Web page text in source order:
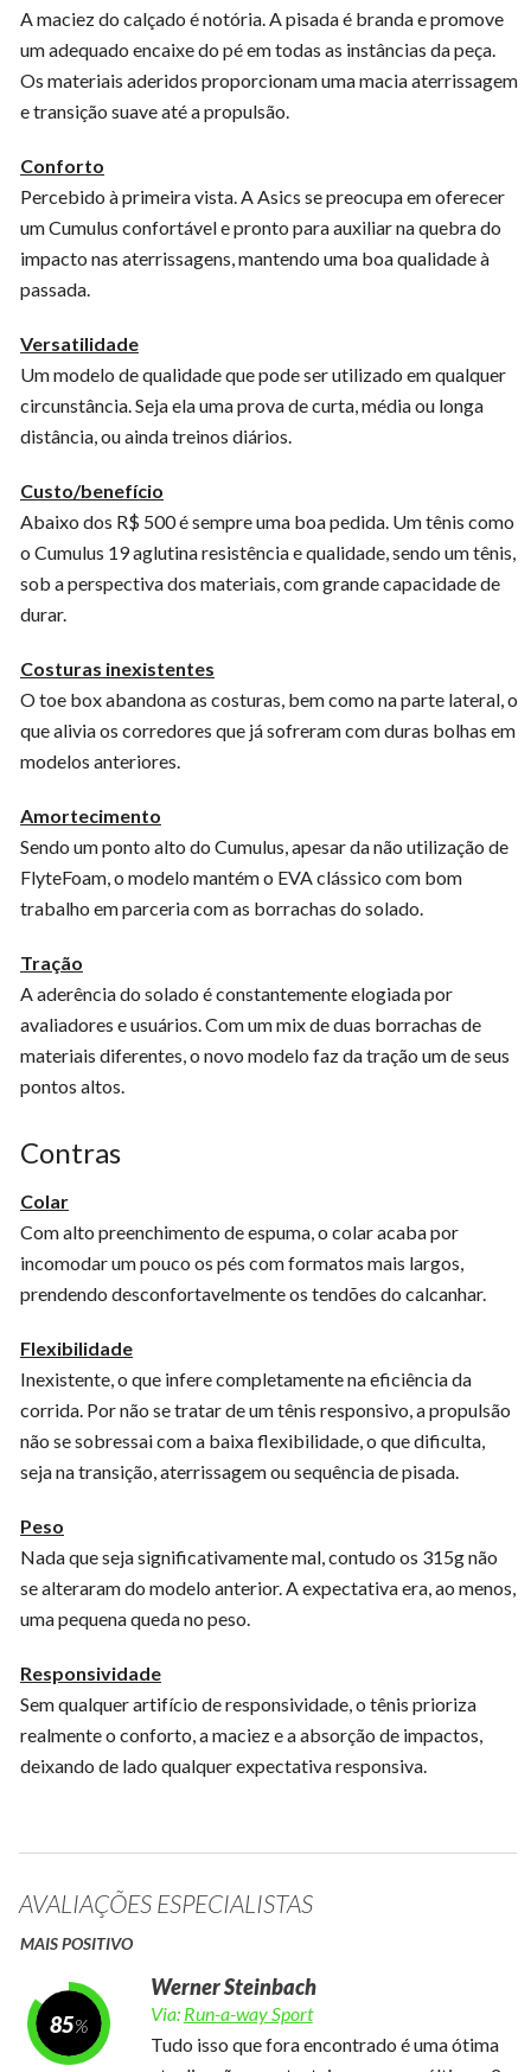
A maciez do calçado é notória. A pisada é branda e promove
um adequado encaixe do pé em todas as instâncias da peça.
Os materiais aderidos proporcionam uma macia aterrissagem
e transição suave até a propulsão.
Conforto
Percebido à primeira vista. A Asics se preocupa em oferecer
um Cumulus confortável e pronto para auxiliar na quebra do
impacto nas aterrissagens, mantendo uma boa qualidade à
passada.
Versatilidade
Um modelo de qualidade que pode ser utilizado em qualquer
circunstância. Seja ela uma prova de curta, média ou longa
distância, ou ainda treinos diários.
Custo/benefício
Abaixo dos R$ 500 é sempre uma boa pedida. Um tênis como
o Cumulus 19 aglutina resistência e qualidade, sendo um tênis,
sob a perspectiva dos materiais, com grande capacidade de
durar.
Costuras inexistentes
O toe box abandona as costuras, bem como na parte lateral, o
que alivia os corredores que já sofreram com duras bolhas em
modelos anteriores.
Amortecimento
Sendo um ponto alto do Cumulus, apesar da não utilização de
FlyteFoam, o modelo mantém o EVA clássico com bom
trabalho em parceria com as borrachas do solado.
Tração
A aderência do solado é constantemente elogiada por
avaliadores e usuários. Com um mix de duas borrachas de
materiais diferentes, o novo modelo faz da tração um de seus
pontos altos.
Contras
Colar
Com alto preenchimento de espuma, o colar acaba por
incomodar um pouco os pés com formatos mais largos,
prendendo desconfortavelmente os tendões do calcanhar.
Flexibilidade
Inexistente, o que infere completamente na eficiência da
corrida. Por não se tratar de um tênis responsivo, a propulsão
não se sobressai com a baixa flexibilidade, o que dificulta,
seja na transição, aterrissagem ou sequência de pisada.
Peso
Nada que seja significativamente mal, contudo os 315g não
se alteraram do modelo anterior. A expectativa era, ao menos,
uma pequena queda no peso.
Responsividade
Sem qualquer artifício de responsividade, o tênis prioriza
realmente o conforto, a maciez e a absorção de impactos,
deixando de lado qualquer expectativa responsiva.
AVALIAÇÕES ESPECIALISTAS
MAIS POSITIVO
85
Werner Steinbach
Via: Run-a-way Sport
Tudo isso que fora encontrado é uma ótima